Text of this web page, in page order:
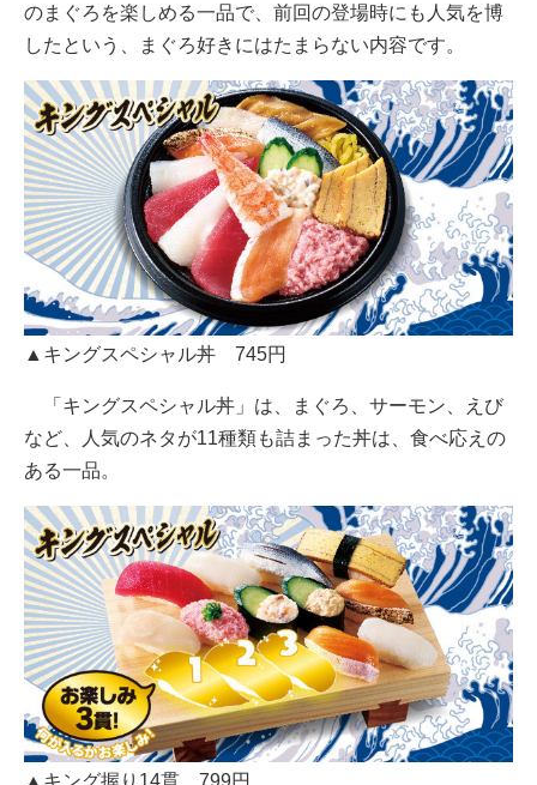
のまぐろを楽しめる一品で、前回の登場時にも人気を博
したという、まぐろ好きにはたまらない内容です。
▲キングスペシャル丼 745円
「キングスペシャル丼」は、まぐろ、サーモン、えび
など、人気のネタが11種類も詰まった丼は、食べ応えの
ある一品。
▲キング握り14貫 799円